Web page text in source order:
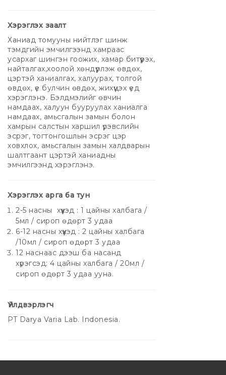
Хэрэглэх заалт
Ханиад томууны нийтлэг шинж
тэмдгийн эмчилгээнд хамраас
усархаг шингэн гоожих, хамар битүүрэх,
найталгах,хоолой хөндүүрлэж өвдөх,
цэртэй ханиалгах, халуурах, толгой
өвдөх, үе булчин өвдөх, жихүүцэх үед
хэрэглэнэ. Бэлдмэлийг өвчин
намдаах, халуун бууруулах ханиалга
намдаах, амьсгалын замын болон
хамрын салстын харшил үрэвслийн
эсрэг, тогтонгошлын эсрэг цэр
ховхлох, амьсгалын замын халдварын
шалтгаант цэртэй ханиадны
эмчилгээнд хэрэглэнэ.
Хэрэглэх арга ба тун
2-5 насны хүүхэд : 1 цайны халбага /
5мл / сироп өдөрт 3 удаа
6-12 насны хүүхэд : 2 цайны халбага
/10мл / сироп өдөрт 3 удаа
12 наснаас дээш ба насанд
хүрэгсэд: 4 цайны халбага / 20мл /
сироп өдөрт 3 удаа ууна.
Үйлдвэрлэгч
PT Darya Varia Lab. Indonesia.